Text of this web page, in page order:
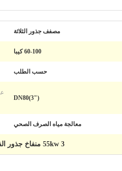
مصفف جذور الثلاثة
60-100 كيبا
حسب الطلب
DN80(3")
معالجة مياه الصرف الصحي
55kw 3 منفاخ جذور الفصوص